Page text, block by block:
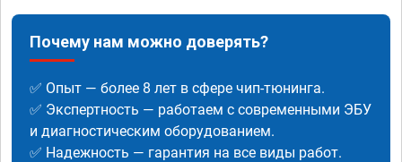
Почему нам можно доверять?
✅ Опыт — более 8 лет в сфере чип-тюнинга.
✅ Экспертность — работаем с современными ЭБУ
и диагностическим оборудованием.
✅ Надежность — гарантия на все виды работ.